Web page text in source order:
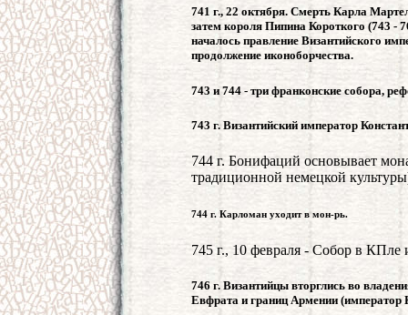
741 г., 22 октября. Смерть Карла
затем короля Пипина Короткого (743 -
началось правление Византийского
продолжение иконоборчества.
743 и 744 - три франконские собора,
743 г. Византийский император
744 г. Бонифаций основывает
традиционной немецкой
744 г. Карломан уходит в мон-рь.
745 г., 10 февраля - Собор в КПле
746 г. Византийцы вторглись во
Евфрата и границ Армении (император